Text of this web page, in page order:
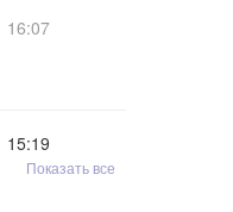
16:07
15:19
Показать все